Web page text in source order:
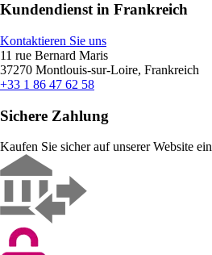
Kundendienst in Frankreich
Kontaktieren Sie uns
11 rue Bernard Maris
37270 Montlouis-sur-Loire, Frankreich
+33 1 86 47 62 58
Sichere Zahlung
Kaufen Sie sicher auf unserer Website ein